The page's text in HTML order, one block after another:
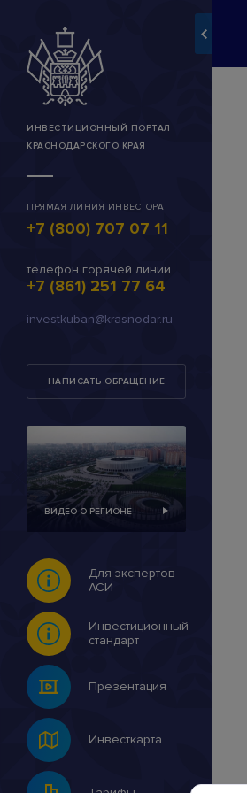
ИНВЕСТИЦИОННЫЙ ПОРТАЛ
КРАСНОДАРСКОГО КРАЯ
ПРЯМАЯ ЛИНИЯ ИНВЕСТОРА
+7 (800) 707 07 11
телефон горячей линии
+7 (861) 251 77 64
investkuban@krasnodar.ru
НАПИСАТЬ ОБРАЩЕНИЕ
ВИДЕО О РЕГИОНЕ
Для экспертов
АСИ
Инвестиционный
стандарт
Презентация
Инвесткарта